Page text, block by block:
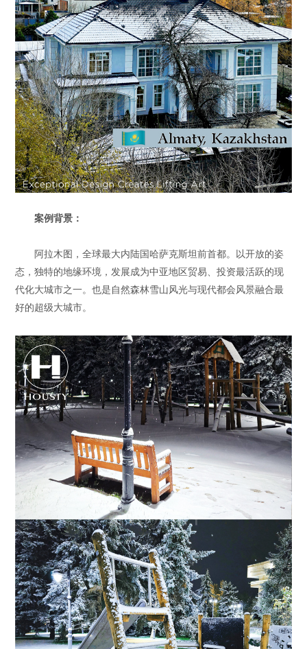
案例背景：
阿拉木图，全球最大内陆国哈萨克斯坦前首都。以开放的姿
态，独特的地缘环境，发展成为中亚地区贸易、投资最活跃的现
代化大城市之一。也是自然森林雪山风光与现代都会风景融合最
好的超级大城市。